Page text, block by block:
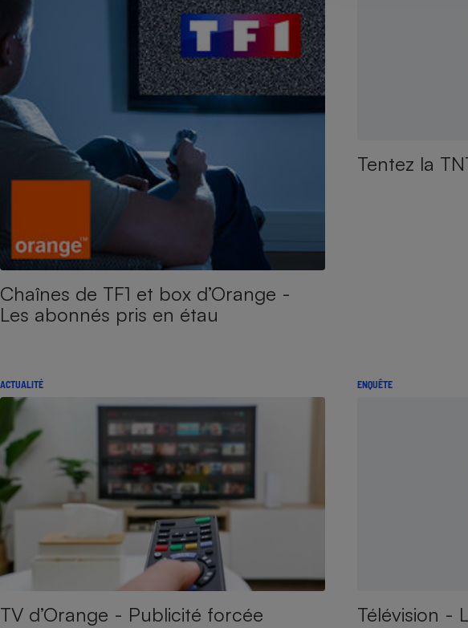
Chaînes de TF1 et box d’Orange -
Les abonnés pris en étau
Tentez la
ACTUALITÉ
TV d’Orange - Publicité forcée
ENQUÊTE
Télévision -